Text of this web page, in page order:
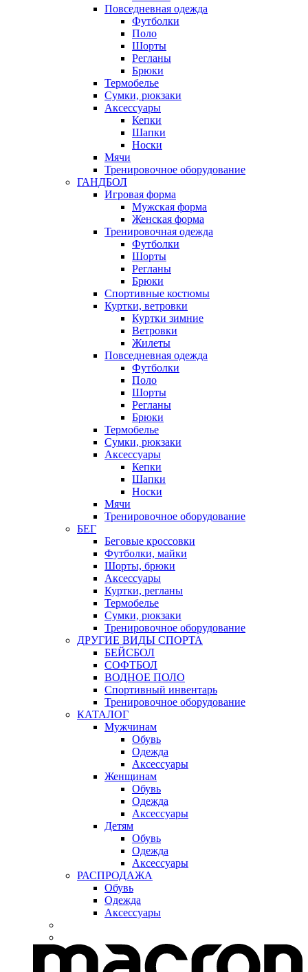
Повседневная одежда
Футболки
Поло
Шорты
Регланы
Брюки
Термобелье
Сумки, рюкзаки
Аксессуары
Кепки
Шапки
Носки
Мячи
Тренировочное оборудование
ГАНДБОЛ
Игровая форма
Мужская форма
Женская форма
Тренировочная одежда
Футболки
Шорты
Регланы
Брюки
Спортивные костюмы
Куртки, ветровки
Куртки зимние
Ветровки
Жилеты
Повседневная одежда
Футболки
Поло
Шорты
Регланы
Брюки
Термобелье
Сумки, рюкзаки
Аксессуары
Кепки
Шапки
Носки
Мячи
Тренировочное оборудование
БЕГ
Беговые кроссовки
Футболки, майки
Шорты, брюки
Аксессуары
Куртки, регланы
Термобелье
Сумки, рюкзаки
Тренировочное оборудование
ДРУГИЕ ВИДЫ СПОРТА
БЕЙСБОЛ
СОФТБОЛ
ВОДНОЕ ПОЛО
Спортивный инвентарь
Тренировочное оборудование
КАТАЛОГ
Мужчинам
Обувь
Одежда
Аксессуары
Женщинам
Обувь
Одежда
Аксессуары
Детям
Обувь
Одежда
Аксессуары
РАСПРОДАЖА
Обувь
Одежда
Аксессуары